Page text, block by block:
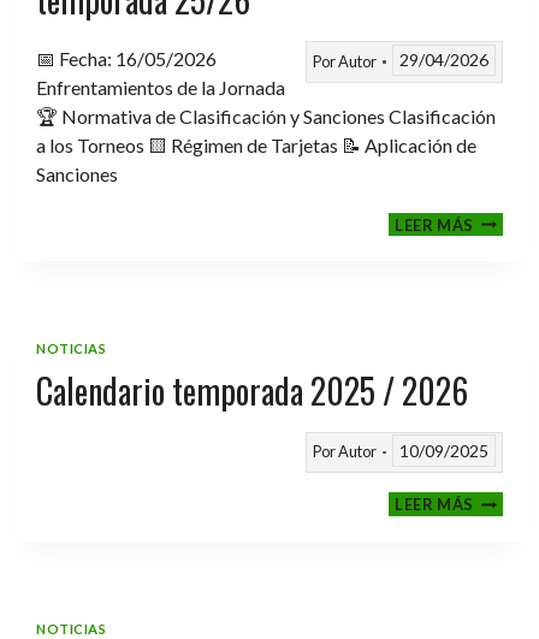
PorAutor 29/04/2026
📅 Fecha: 16/05/2026
Enfrentamientos de la Jornada
🏆 Normativa de Clasificación y Sanciones Clasificación
a los Torneos 🟨 Régimen de Tarjetas 📝 Aplicación de
Sanciones
LEER MÁSFASE
NOTICIAS
Calendario temporada 2025 / 2026
PorAutor 10/09/2025
LEER MÁS
NOTICIAS